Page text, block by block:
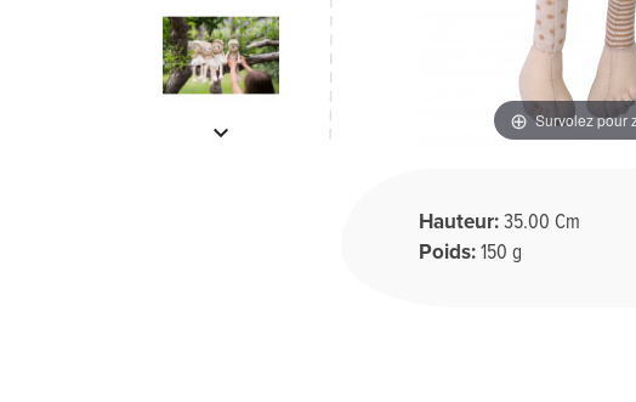
Survolez pour
keyboard_arrow_down
Hauteur:35.00 Cm
Poids:150 g